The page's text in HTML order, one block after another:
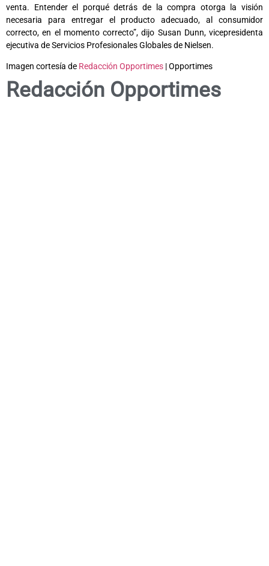
venta. Entender el porqué detrás de la compra otorga la visión
necesaria para entregar el producto adecuado, al consumidor
correcto, en el momento correcto”, dijo Susan Dunn, vicepresidenta
ejecutiva de Servicios Profesionales Globales de Nielsen.
Imagen cortesía de Redacción Opportimes | Opportimes
Redacción Opportimes